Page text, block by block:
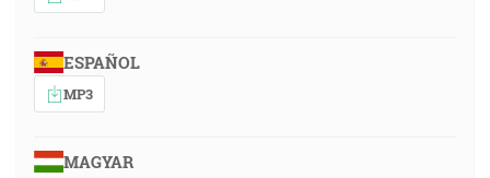
ESPAÑOL
MP3
MAGYAR